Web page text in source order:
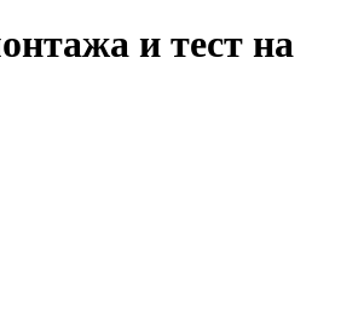
и тест на